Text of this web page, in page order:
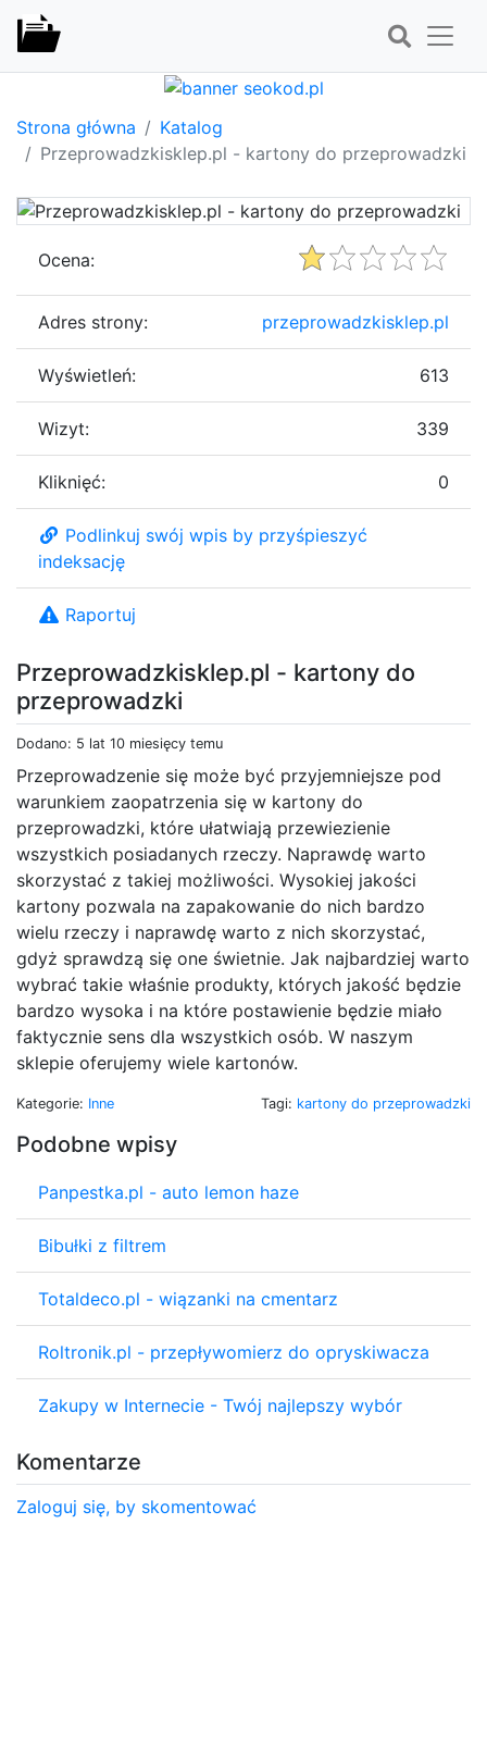
Strona główna
Katalog
Przeprowadzkisklep.pl - kartony do przeprowadzki
Przeprowadzkisklep.pl - kartony do
przeprowadzki
Dodano: 5 lat 10 miesięcy temu
Przeprowadzenie się może być przyjemniejsze pod
warunkiem zaopatrzenia się w kartony do
przeprowadzki, które ułatwiają przewiezienie
wszystkich posiadanych rzeczy. Naprawdę warto
skorzystać z takiej możliwości. Wysokiej jakości
kartony pozwala na zapakowanie do nich bardzo
wielu rzeczy i naprawdę warto z nich skorzystać,
gdyż sprawdzą się one świetnie. Jak najbardziej warto
wybrać takie właśnie produkty, których jakość będzie
bardzo wysoka i na które postawienie będzie miało
faktycznie sens dla wszystkich osób. W naszym
sklepie oferujemy wiele kartonów.
Kategorie: Inne Tagi: kartony do przeprowadzki
Podobne wpisy
Panpestka.pl - auto lemon haze
Bibułki z filtrem
Totaldeco.pl - wiązanki na cmentarz
Roltronik.pl - przepływomierz do opryskiwacza
Zakupy w Internecie - Twój najlepszy wybór
Komentarze
Zaloguj się, by skomentować
Ocena:
Adres strony: przeprowadzkisklep.pl
Wyświetleń: 613
Wizyt: 339
Kliknięć: 0
Podlinkuj swój wpis by przyśpieszyć
indeksację
Raportuj